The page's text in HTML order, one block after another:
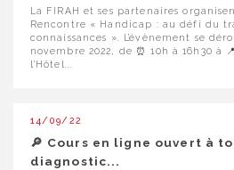
La FIRAH et ses partenaires
Rencontre « Handicap : au défi du
connaissances ». L’évènement se
novembre 2022, de ⏰ 10h à 16h30 à
l’Hôtel...
14/09/22
🔎 Cours en ligne ouvert à
diagnostic...